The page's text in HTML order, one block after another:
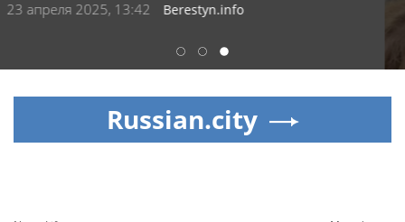
области
Управление Росгвардии по Тюменской области
1 2 3
Russian.city